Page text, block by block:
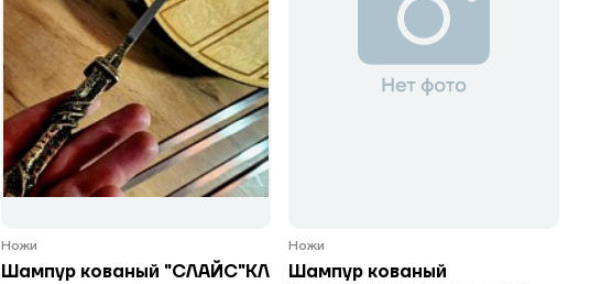
Ножи
Шампур кованый "СЛАЙС"КЛ
Ножи
Шампур кованый